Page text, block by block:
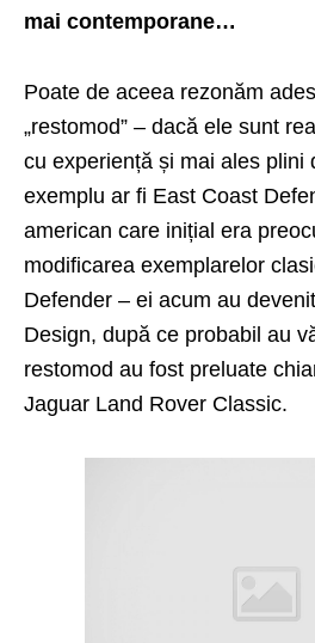
mai contemporane…
Poate de aceea rezonăm
„restomod” – dacă ele sunt
cu experiență și mai ales plini
exemplu ar fi East Coast
american care inițial era
modificarea exemplarelor
Defender – ei acum au
Design, după ce probabil au
restomod au fost preluate
Jaguar Land Rover Classic.